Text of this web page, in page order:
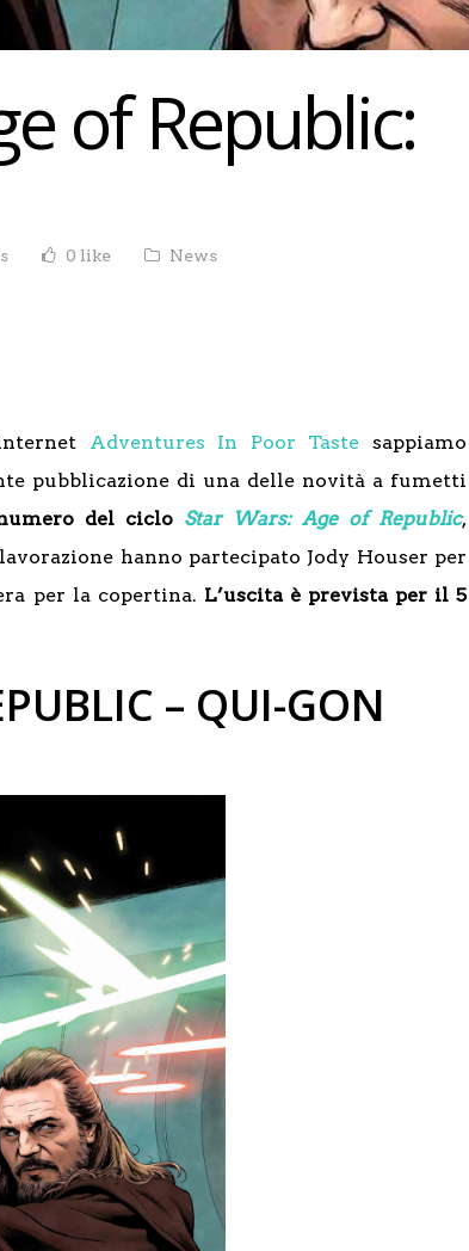
of Republic:
0 like News
Adventures In Poor Taste sappiamo
pubblicazione di una delle novità a fumetti
del ciclo Star Wars: Age of Republic,
hanno partecipato Jody Houser per
per la copertina. L’uscita è prevista per il 5
– QUI-GON